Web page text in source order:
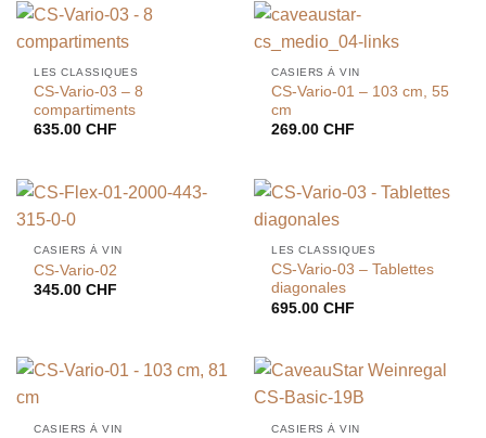
LES CLASSIQUES
CS-Vario-03 – 8
compartiments
635.00CHF
CASIERS À VIN
CS-Vario-01 – 103 cm, 55
cm
269.00CHF
CASIERS À VIN
CS-Vario-02
345.00CHF
LES CLASSIQUES
CS-Vario-03 – Tablettes
diagonales
695.00CHF
CASIERS À VIN CASIERS À VIN